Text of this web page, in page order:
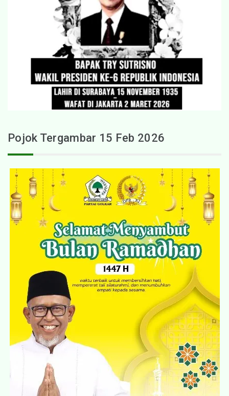
Pojok Tergambar 15 Feb 2026